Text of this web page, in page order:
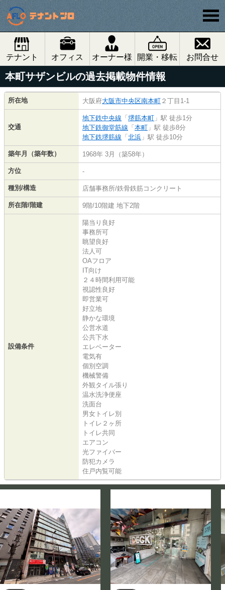
テナント オフィス オーナー様 開業・移転 お問合せ
本町サザンビルの過去掲載物件情報
所在地 大阪府大阪市中央区南本町 ２丁目1-1
交通
地下鉄中央線 「堺筋本町 」駅 徒歩1分
地下鉄御堂筋線 「本町 」駅 徒歩8分
地下鉄堺筋線 「北浜 」駅 徒歩10分
築年月（築年数） 1968年 3月（築58年）
方位 -
種別/構造 店舗事務所/鉄骨鉄筋コンクリート
所在階/階建 9階/10階建 地下2階
設備条件
陽当り良好
事務所可
眺望良好
法人可
OAフロア
IT向け
２４時間利用可能
視認性良好
即営業可
好立地
静かな環境
公営水道
公共下水
エレベーター
電気有
個別空調
機械警備
外観タイル張り
温水洗浄便座
洗面台
男女トイレ別
トイレ２ヶ所
トイレ共同
エアコン
光ファイバー
防犯カメラ
住戸内覧可能